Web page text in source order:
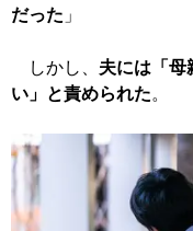
だった 」
しかし、 夫には「母
い」と責められた。